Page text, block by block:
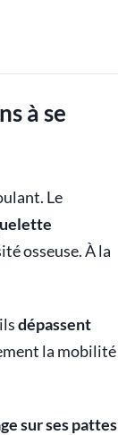
à se
Le
osseuse. À la
dépassent
la mobilité
sur ses pattes